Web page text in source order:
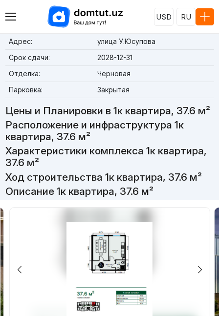
USD RU
Адрес:
улица У.Юсупова
Срок сдачи:
2028-12-31
Отделка:
Черновая
Парковка:
Закрытая
Цены и Планировки в 1к квартира, 37.6 м²
Расположение и инфраструктура 1к
квартира, 37.6 м²
Характеристики комплекса 1к квартира,
37.6 м²
Ход строительства 1к квартира, 37.6 м²
Описание 1к квартира, 37.6 м²